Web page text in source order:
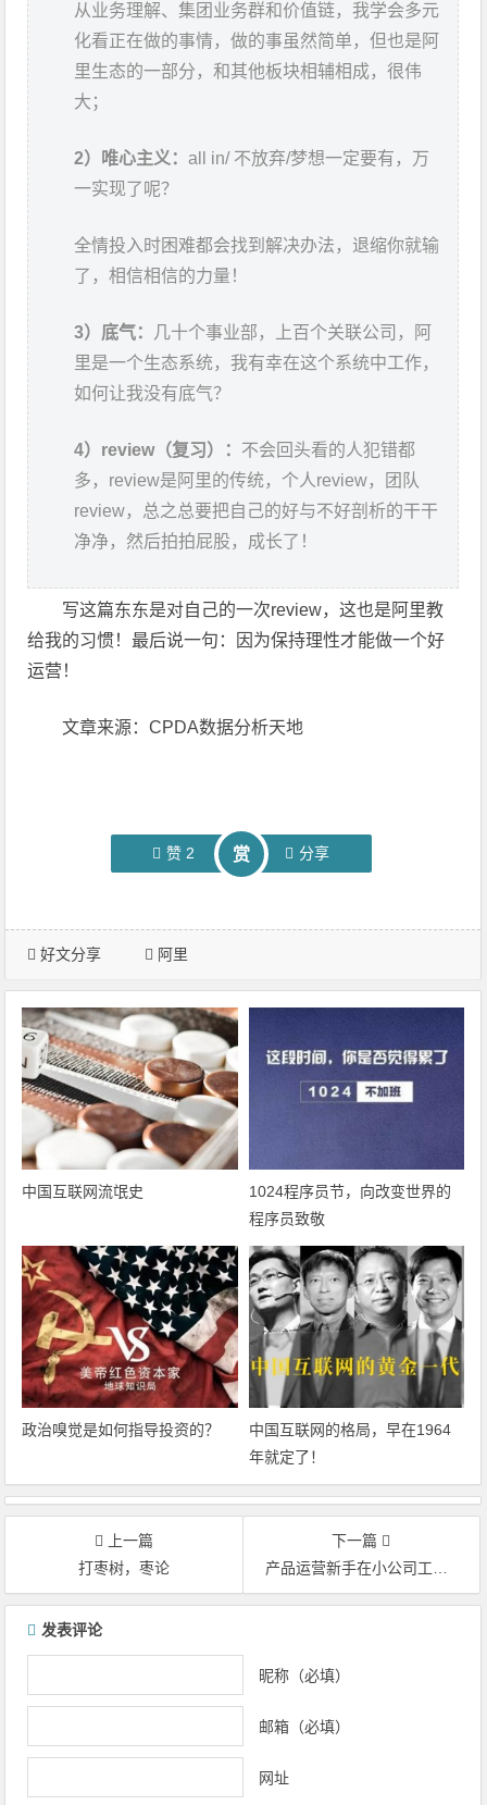
从业务理解、集团业务群和价值链，我学会多元
化看正在做的事情，做的事虽然简单，但也是阿
里生态的一部分，和其他板块相辅相成，很伟
大；
2）唯心主义：all in/ 不放弃/梦想一定要有，万
一实现了呢？
全情投入时困难都会找到解决办法，退缩你就输
了，相信相信的力量！
3）底气： 几十个事业部，上百个关联公司，阿
里是一个生态系统，我有幸在这个系统中工作，
如何让我没有底气？
4）review（复习）： 不会回头看的人犯错都
多，review是阿里的传统，个人review，团队
review，总之总要把自己的好与不好剖析的干干
净净，然后拍拍屁股，成长了！
写这篇东东是对自己的一次review，这也是阿里教
给我的习惯！最后说一句：因为保持理性才能做一个好
运营！
文章来源：CPDA数据分析天地
赞 2 赏 分享
好文分享 阿里
中国互联网流氓史
1024程序员节，向改变世界的
程序员致敬
政治嗅觉是如何指导投资的？
中国互联网的格局，早在1964
年就定了！
上一篇
打枣树，枣论
下一篇
产品运营新手在小公司工作的8条建议
文章导航
发表评论
昵称（必填）
邮箱（必填）
网址